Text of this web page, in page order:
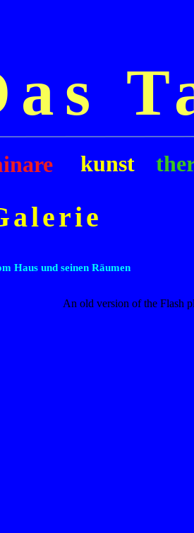
e kunst the
Haus und seinen Räumen
An old version of the Flash